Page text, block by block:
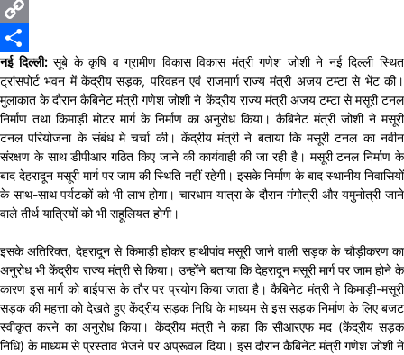
X
Copy
Link
Share
नई दिल्ली:सूबे के कृषि व ग्रामीण विकास विकास मंत्री गणेश जोशी ने नई दिल्ली स्थित
ट्रांसपोर्ट भवन में केंद्रीय सड़क, परिवहन एवं राजमार्ग राज्य मंत्री अजय टम्टा से भेंट की।
मुलाकात के दौरान कैबिनेट मंत्री गणेश जोशी ने केंद्रीय राज्य मंत्री अजय टम्टा से मसूरी टनल
निर्माण तथा किमाड़ी मोटर मार्ग के निर्माण का अनुरोध किया। कैबिनेट मंत्री जोशी ने मसूरी
टनल परियोजना के संबंध मे चर्चा की। केंद्रीय मंत्री ने बताया कि मसूरी टनल का नवीन
संरक्षण के साथ डीपीआर गठित किए जाने की कार्यवाही की जा रही है। मसूरी टनल निर्माण के
बाद देहरादून मसूरी मार्ग पर जाम की स्थिति नहीं रहेगी। इसके निर्माण के बाद स्थानीय निवासियों
के साथ-साथ पर्यटकों को भी लाभ होगा। चारधाम यात्रा के दौरान गंगोत्री और यमुनोत्री जाने
वाले तीर्थ यात्रियों को भी सहूलियत होगी।
इसके अतिरिक्त, देहरादून से किमाड़ी होकर हाथीपांव मसूरी जाने वाली सड़क के चौड़ीकरण का
अनुरोध भी केंद्रीय राज्य मंत्री से किया। उन्होंने बताया कि देहरादून मसूरी मार्ग पर जाम होने के
कारण इस मार्ग को बाईपास के तौर पर प्रयोग किया जाता है। कैबिनेट मंत्री ने किमाड़ी-मसूरी
सड़क की महत्ता को देखते हुए केंद्रीय सड़क निधि के माध्यम से इस सड़क निर्माण के लिए बजट
स्वीकृत करने का अनुरोध किया। केंद्रीय मंत्री ने कहा कि सीआरएफ मद (केंद्रीय सड़क
निधि) के माध्यम से प्रस्ताव भेजने पर अप्रूवल दिया। इस दौरान कैबिनेट मंत्री गणेश जोशी ने